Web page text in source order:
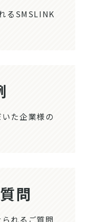
るSMSLINK
た企業様の
問